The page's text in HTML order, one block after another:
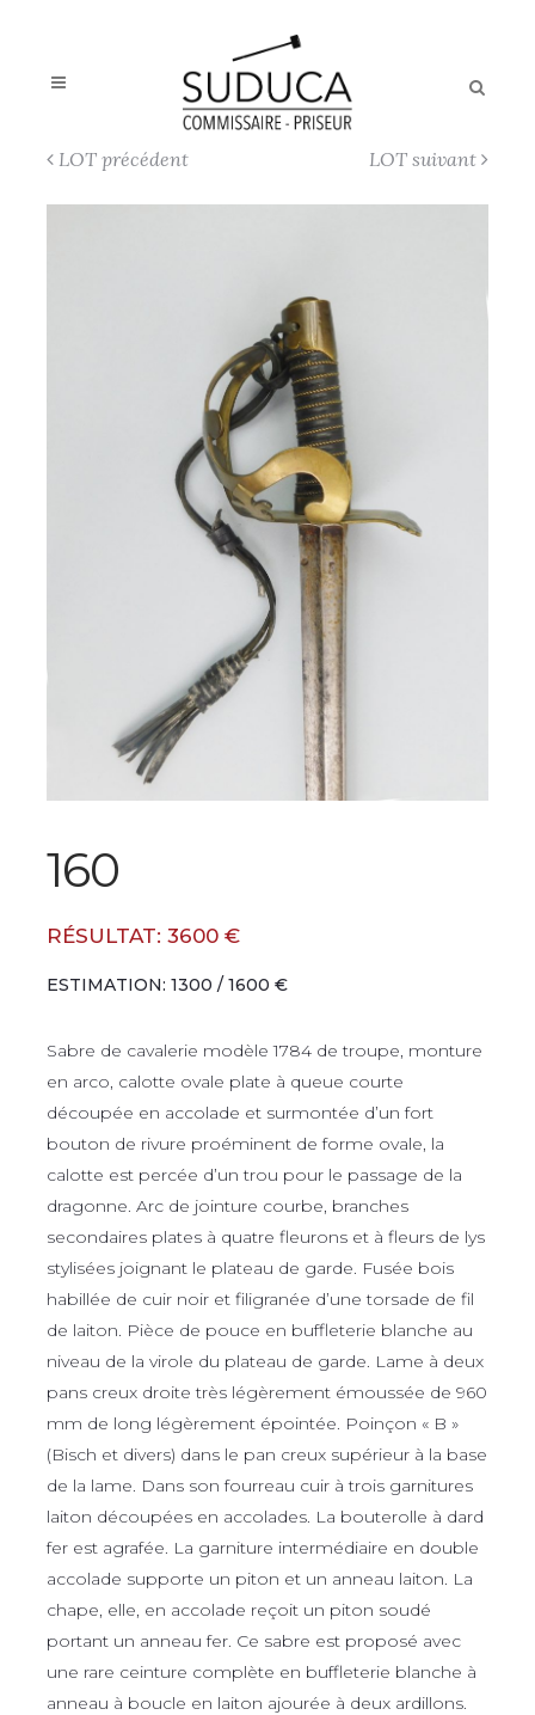
LOT précédent LOT suivant
160
RÉSULTAT: 3600 €
ESTIMATION: 1300 / 1600 €
Sabre de cavalerie modèle 1784 de troupe, monture
en arco, calotte ovale plate à queue courte
découpée en accolade et surmontée d’un fort
bouton de rivure proéminent de forme ovale, la
calotte est percée d’un trou pour le passage de la
dragonne. Arc de jointure courbe, branches
secondaires plates à quatre fleurons et à fleurs de lys
stylisées joignant le plateau de garde. Fusée bois
habillée de cuir noir et filigranée d’une torsade de fil
de laiton. Pièce de pouce en buffleterie blanche au
niveau de la virole du plateau de garde. Lame à deux
pans creux droite très légèrement émoussée de 960
mm de long légèrement épointée. Poinçon « B »
(Bisch et divers) dans le pan creux supérieur à la base
de la lame. Dans son fourreau cuir à trois garnitures
laiton découpées en accolades. La bouterolle à dard
fer est agrafée. La garniture intermédiaire en double
accolade supporte un piton et un anneau laiton. La
chape, elle, en accolade reçoit un piton soudé
portant un anneau fer. Ce sabre est proposé avec
une rare ceinture complète en buffleterie blanche à
anneau à boucle en laiton ajourée à deux ardillons.